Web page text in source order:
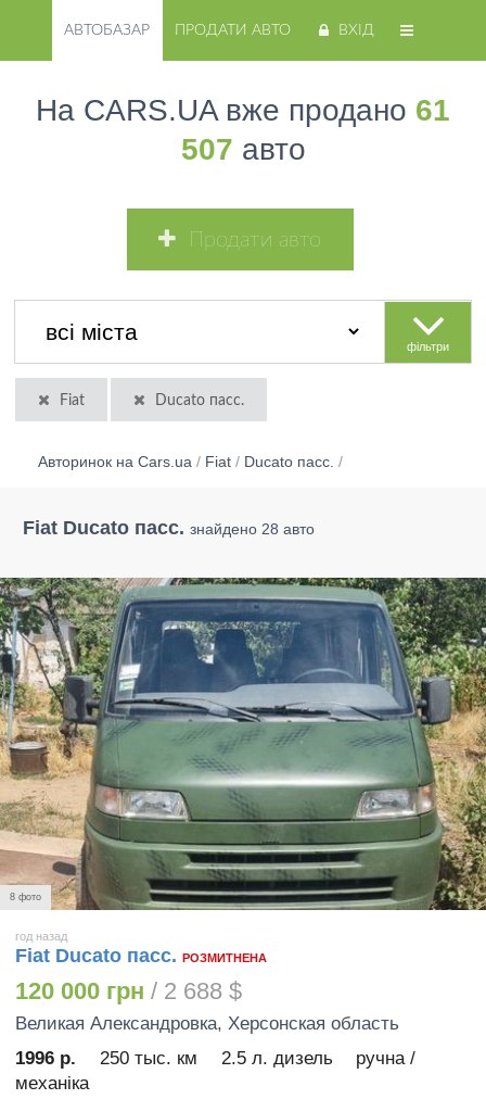
АВТОБАЗАР ПРОДАТИ АВТО ВХІД
На CARS.UA вже продано 61
507 авто
Продати авто
фільтри
Fiat Ducato пасс.
Авторинок на Cars.ua / Fiat / Ducato пасс. /
Fiat Ducato пасс. знайдено 28 авто
8 фото
год назад
Fiat Ducato пасс. РОЗМИТНЕНА
120 000 грн / 2 688 $
Великая Александровка, Херсонская область
1996 р.
250 тыс. км 2.5 л. дизель
ручна /
механіка